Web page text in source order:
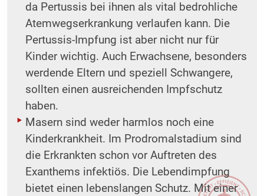
da Pertussis bei ihnen als vital bedrohliche
Atemwegserkrankung verlaufen kann. Die
Pertussis-Impfung ist aber nicht nur für
Kinder wichtig. Auch Erwachsene, besonders
werdende Eltern und speziell Schwangere,
sollten einen ausreichenden Impfschutz
haben.
Masern sind weder harmlos noch eine
Kinderkrankheit. Im Prodromalstadium sind
die Erkrankten schon vor Auftreten des
Exanthems infektiös. Die Lebendimpfung
bietet einen lebenslangen Schutz. Mit einer